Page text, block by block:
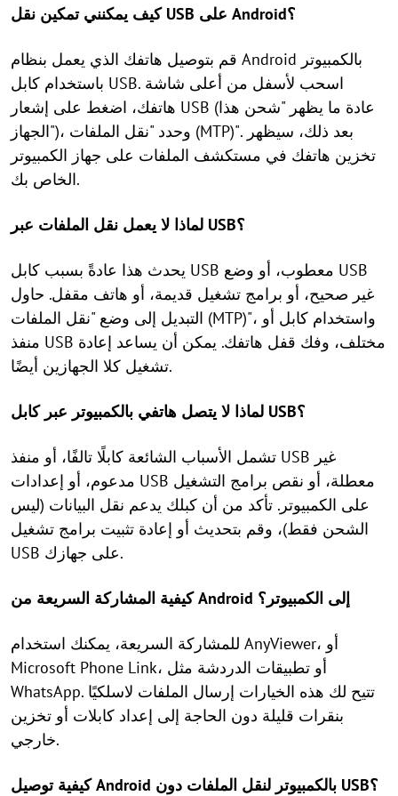
كيف يمكنني تمكين نقل USB على Android؟
قم بتوصيل هاتفك الذي يعمل بنظام Android بالكمبيوتر
باستخدام كابل USB. اسحب لأسفل من أعلى شاشة
هاتفك، اضغط على إشعار USB (عادة ما يظهر "شحن هذا
الجهاز")، وحدد "نقل الملفات (MTP)". بعد ذلك، سيظهر
تخزين هاتفك في مستكشف الملفات على جهاز الكمبيوتر
الخاص بك.
لماذا لا يعمل نقل الملفات عبر USB؟
يحدث هذا عادةً بسبب كابل USB معطوب، أو وضع USB
غير صحيح، أو برامج تشغيل قديمة، أو هاتف مقفل. حاول
التبديل إلى وضع "نقل الملفات (MTP)"، واستخدام كابل أو
منفذ USB مختلف، وفك قفل هاتفك. يمكن أن يساعد إعادة
تشغيل كلا الجهازين أيضًا.
لماذا لا يتصل هاتفي بالكمبيوتر عبر كابل USB؟
تشمل الأسباب الشائعة كابلًا تالفًا، أو منفذ USB غير
مدعوم، أو إعدادات USB معطلة، أو نقص برامج التشغيل
على الكمبيوتر. تأكد من أن كبلك يدعم نقل البيانات (ليس
الشحن فقط)، وقم بتحديث أو إعادة تثبيت برامج تشغيل
USB على جهازك.
كيفية المشاركة السريعة من Android إلى الكمبيوتر؟
للمشاركة السريعة، يمكنك استخدام AnyViewer، أو
Microsoft Phone Link، أو تطبيقات الدردشة مثل
WhatsApp. تتيح لك هذه الخيارات إرسال الملفات لاسلكيًا
بنقرات قليلة دون الحاجة إلى إعداد كابلات أو تخزين
خارجي.
كيفية توصيل Android بالكمبيوتر لنقل الملفات دون USB؟